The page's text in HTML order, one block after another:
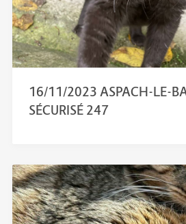
16/11/2023 ASPACH-LE-
SÉCURISÉ 247